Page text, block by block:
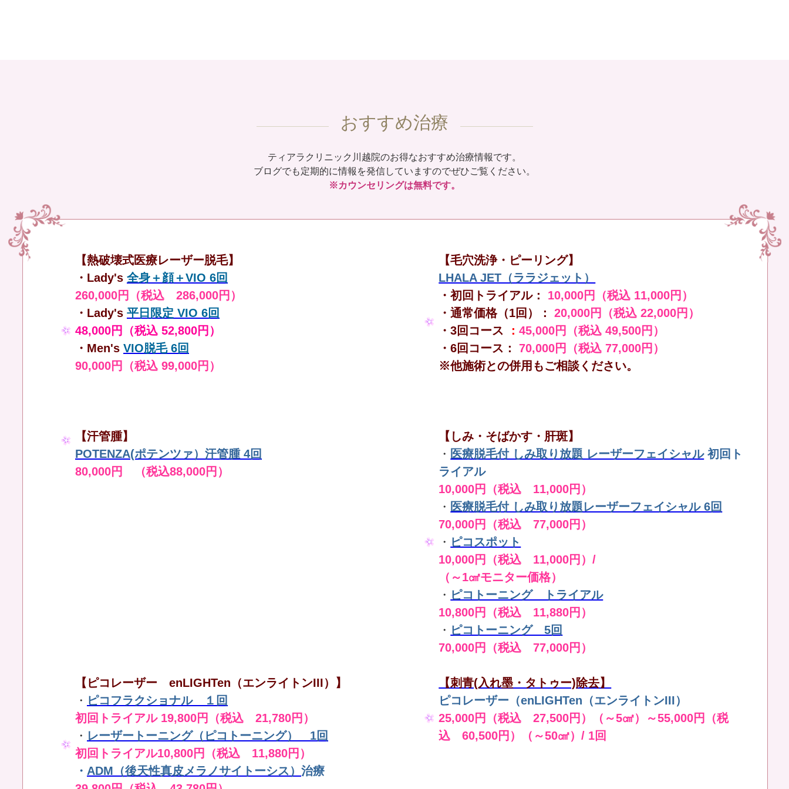
おすすめ治療
ティアラクリニック川越院のお得なおすすめ治療情報です。
ブログでも定期的に情報を発信していますのでぜひご覧ください。
※カウンセリングは無料です。
【熱破壊式医療レーザー脱毛】
・Lady's 全身＋顔＋VIO 6回
260,000円（税込 286,000円）
・Lady's 平日限定 VIO 6回
48,000円（税込 52,800円）
・Men's VIO脱毛 6回
90,000円（税込 99,000円）
【毛穴洗浄・ピーリング】
LHALA JET（ララジェット）
・初回トライアル： 10,000円（税込 11,000円）
・通常価格（1回）：
20,000円（税込 22,000円）
・3回コース ：45,000円（税込 49,500円）
・6回コース：
70,000円（税込 77,000円）
※他施術との併用もご相談ください。
【汗管腫】
POTENZA(ポテンツァ）汗管腫 4回
80,000円 （税込88,000円）
【しみ・そばかす・肝斑】
・ 医療脱毛付 しみ取り放題 レーザーフェイシャル 初回ト
ライアル
10,000円（税込 11,000円）
・ 医療脱毛付 しみ取り放題レーザーフェイシャル 6回
70,000円（税込 77,000円）
・ ピコスポット
10,000円（税込 11,000円）/
（～1㎠モニター価格）
・ ピコトーニング トライアル
10,800円（税込 11,880円）
・ ピコトーニング 5回
70,000円（税込 77,000円）
【ピコレーザー enLIGHTen（エンライトンIII）】
・ ピコフラクショナル １回
初回トライアル 19,800円（税込 21,780円）
・ レーザートーニング（ピコトーニング） 1回
初回トライアル10,800円（税込 11,880円）
・ ADM（後天性真皮メラノサイトーシス） 治療
【刺青(入れ墨・タトゥー)除去】
ピコレーザー（enLIGHTen（エンライトンIII）
25,000円（税込 27,500円）（～5㎠）～55,000円（税
込 60,500円）（～50㎠）/ 1回